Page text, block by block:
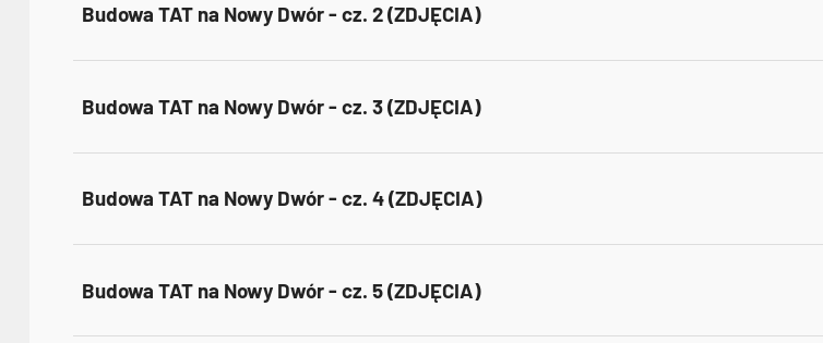
Budowa TAT na Nowy Dwór - cz. 2 (ZDJĘCIA)
Budowa TAT na Nowy Dwór - cz. 3 (ZDJĘCIA)
Budowa TAT na Nowy Dwór - cz. 4 (ZDJĘCIA)
Budowa TAT na Nowy Dwór - cz. 5 (ZDJĘCIA)